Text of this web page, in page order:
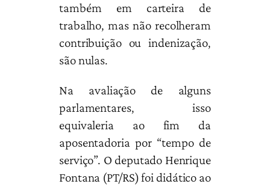
também em carteira de
trabalho, mas não recolheram
contribuição ou indenização,
são nulas.
Na avaliação de alguns
parlamentares, isso
equivaleria ao fim da
aposentadoria por “tempo de
serviço”. O deputado Henrique
Fontana (PT/RS) foi didático ao